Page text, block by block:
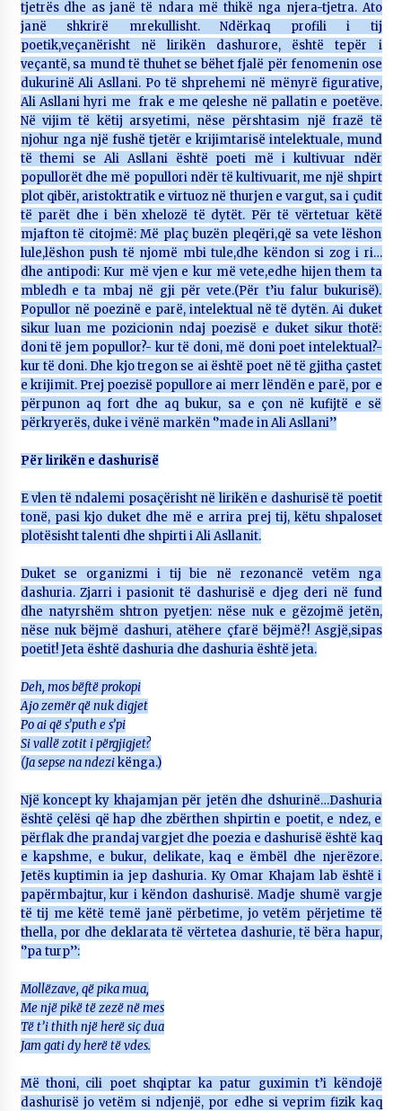
tjetrës dhe as janë të ndara më thikë nga njera-tjetra. Ato
janë shkrirë mrekullisht. Ndërkaq profili i tij
poetik,veçanërisht në lirikën dashurore, është tepër i
veçantë, sa mund të thuhet se bëhet fjalë për fenomenin ose
dukurinë Ali Asllani. Po të shprehemi në mënyrë figurative,
Ali Asllani hyri me frak e me qeleshe në pallatin e poetëve.
Në vijim të këtij arsyetimi, nëse përshtasim një frazë të
njohur nga një fushë tjetër e krijimtarisë intelektuale, mund
të themi se Ali Asllani është poeti më i kultivuar ndër
popullorët dhe më popullori ndër të kultivuarit, me një shpirt
plot qibër, aristoktratik e virtuoz në thurjen e vargut, sa i çudit
të parët dhe i bën xhelozë të dytët. Për të vërtetuar këtë
mjafton të citojmë: Më plaç buzën pleqëri,që sa vete lëshon
lule,lëshon push të njomë mbi tule,dhe këndon si zog i ri…
dhe antipodi: Kur më vjen e kur më vete,edhe hijen them ta
mbledh e ta mbaj në gji për vete.(Për t’iu falur bukurisë).
Popullor në poezinë e parë, intelektual në të dytën. Ai duket
sikur luan me pozicionin ndaj poezisë e duket sikur thotë:
doni të jem popullor?- kur të doni, më doni poet intelektual?-
kur të doni. Dhe kjo tregon se ai është poet në të gjitha çastet
e krijimit. Prej poezisë popullore ai merr lëndën e parë, por e
përpunon aq fort dhe aq bukur, sa e çon në kufijtë e së
përkryerës, duke i vënë markën ‘’made in Ali Asllani’’
Për lirikën e dashurisë
E vlen të ndalemi posaçërisht në lirikën e dashurisë të poetit
tonë, pasi kjo duket dhe më e arrira prej tij, këtu shpaloset
plotësisht talenti dhe shpirti i Ali Asllanit.
Duket se organizmi i tij bie në rezonancë vetëm nga
dashuria. Zjarri i pasionit të dashurisë e djeg deri në fund
dhe natyrshëm shtron pyetjen: nëse nuk e gëzojmë jetën,
nëse nuk bëjmë dashuri, atëhere çfarë bëjmë?! Asgjë,sipas
poetit! Jeta është dashuria dhe dashuria është jeta.
Deh, mos bëftë prokopi
Ajo zemër që nuk digjet
Po ai që s’puth e s’pi
Si vallë zotit i përgjigjet?
(Ja sepse na ndezikënga.)
Një koncept ky khajamjan për jetën dhe dshurinë…Dashuria
është çelësi që hap dhe zbërthen shpirtin e poetit, e ndez, e
përflak dhe prandaj vargjet dhe poezia e dashurisë është kaq
e kapshme, e bukur, delikate, kaq e ëmbël dhe njerëzore.
Jetës kuptimin ia jep dashuria. Ky Omar Khajam lab është i
papërmbajtur, kur i këndon dashurisë. Madje shumë vargje
të tij me këtë temë janë përbetime, jo vetëm përjetime të
thella, por dhe deklarata të vërtetea dashurie, të bëra hapur,
‘’pa turp’’:
Mollëzave, që pika mua,
Me një pikë të zezë në mes
Të t’i thith një herë siç dua
Jam gati dy herë të vdes.
Më thoni, cili poet shqiptar ka patur guximin t’i këndojë
dashurisë jo vetëm si ndjenjë, por edhe si veprim fizik kaq